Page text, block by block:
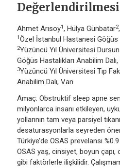
Değerlendirilmesi
Ahmet Arısoy1, Hülya Günbatar2
1Özel İstanbul Hastanesi Göğüs
2Yüzüncü Yıl Üniversitesi
Göğüs Hastalıkları Anabilim
3Yüzüncü Yıl Üniversitesi Tıp
Anabilim Dalı, Van
Amaç: Obstruktif sleep apne
milyonlarca insanı etkileyen,
yollarının tam veya parsiyel
desaturasyonlarla seyreden
Türkiye’de OSAS prevelansı
OSAS yaş, cinsiyet, boyun çapı,
gibi faktörlerle ilişkilidir.